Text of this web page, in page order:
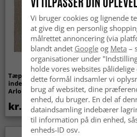
Tæpper til
indendørs/udendørs brug -
Arlo (beige)
kr.439
Bølget
Super
Vi bruger cookies og lignende
at give dig en personlig
målrettet annoncering (via
blandt andet Googleog Meta –
organisationer under
holde vores websites pålidelige
dette formål indsamler vi
brug af websitet, dine
enhed, du bruger. En del af
dataindsamling indebærer
til information på din enhed,
enheds-ID osv.